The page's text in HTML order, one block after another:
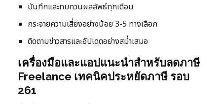
บันทึกและทบทวนผลลัพธ์ทุกเดือน
กระจายความเสี่ยงอย่างน้อย 3-5 ทางเลือก
ติดตามข่าวสารและอัปเดตอย่างสม่ำเสมอ
เครื่องมือและแอปแนะนำสำหรับลดภาษี
Freelance เทคนิคประหยัดภาษี รอบ
261